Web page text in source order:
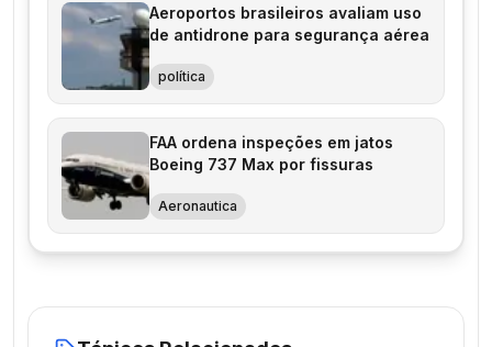
Aeroportos brasileiros avaliam uso
de antidrone para segurança aérea
política
FAA ordena inspeções em jatos
Boeing 737 Max por fissuras
Aeronautica